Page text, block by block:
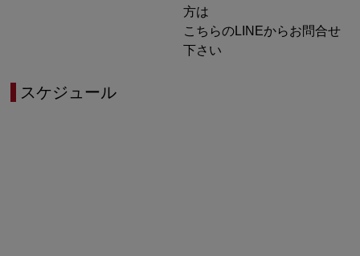
方は
こちらのLINEからお問合せ
下さい
スケジュール